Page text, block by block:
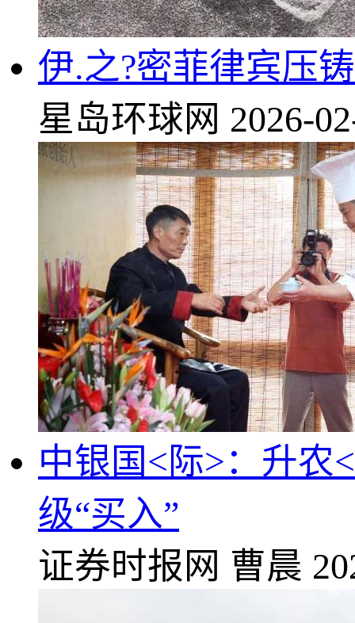
伊.之?密菲律宾压
星岛环球网 2026-
中银国<际>：升农
级“买入”
证券时报网 曹晨